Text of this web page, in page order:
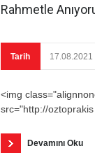
Rahmetle
Tarih 17.08.2021
<img
src="http://oztoprakis
Devamını Oku